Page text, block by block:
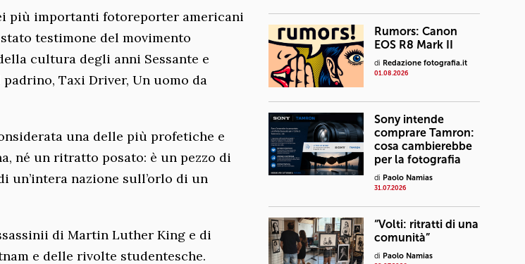
più importanti fotoreporter americani
testimone del movimento
cultura degli anni Sessante e
Taxi Driver, Un uomo da
una delle più profetiche e
né un ritratto posato: è un pezzo di
un’intera nazione sull’orlo di un
di Martin Luther King e di
e delle rivolte studentesche.
Rumors: Canon
EOS R8 Mark II
di Redazione fotografia.it
01.08.2026
Sony intende
comprare Tamron:
cosa cambierebbe
per la fotografia
di Paolo Namias
31.07.2026
“Volti: ritratti di una
comunità”
di Paolo Namias